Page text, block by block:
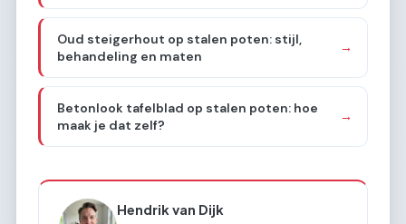
Oud steigerhout op stalen poten: stijl,
behandeling en maten
→
Betonlook tafelblad op stalen poten: hoe
maak je dat zelf?
→
Hendrik van Dijk